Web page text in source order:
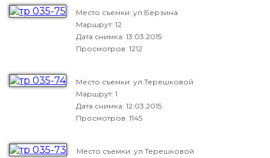
Место съемки: ул.Берзина
Маршрут: 12
Дата снимка: 13.03.2015
Просмотров: 1212
Место съемки: ул.Терешковой
Маршрут: 1
Дата снимка: 12.03.2015
Просмотров: 1145
Место съемки: ул.Терешковой